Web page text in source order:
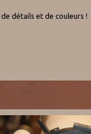
détails et de couleurs !